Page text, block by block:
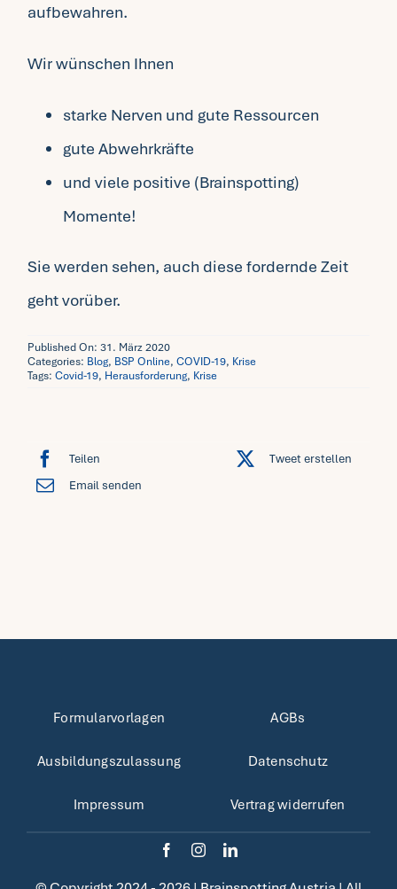
aufbewahren.
Wir wünschen Ihnen
starke Nerven und gute Ressourcen
gute Abwehrkräfte
und viele positive (Brainspotting)
Momente!
Sie werden sehen, auch diese fordernde Zeit
geht vorüber.
Published On: 31. März 2020
Categories: Blog, BSP Online,COVID-19, Krise
Tags:Covid-19, Herausforderung, Krise
Teilen
Tweet erstellen
Email senden
Formularvorlagen
Ausbildungszulassung
Impressum
AGBs
Datenschutz
Vertrag widerrufen